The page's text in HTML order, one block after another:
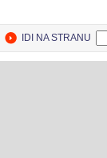
IDI NA STRANU